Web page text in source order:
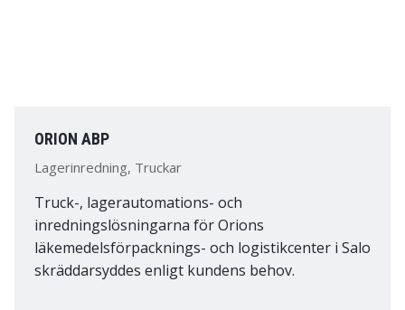
ORION ABP
Lagerinredning, Truckar
Truck-, lagerautomations- och
inredningslösningarna för Orions
läkemedelsförpacknings- och logistikcenter i Salo
skräddarsyddes enligt kundens behov.